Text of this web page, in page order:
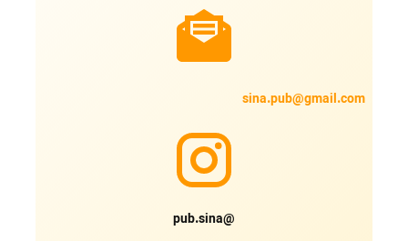
sina.pub@gmail.com
@pub.sina